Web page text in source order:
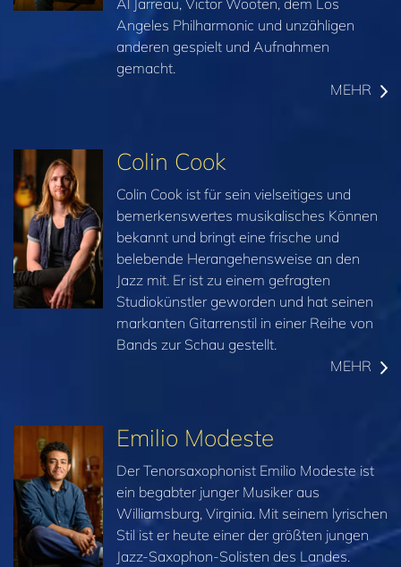
Al Jarreau, Victor Wooten, dem Los
Angeles Philharmonic und unzähligen
anderen gespielt und Aufnahmen
gemacht.
MEHR
Colin Cook
Colin Cook ist für sein vielseitiges und
bemerkenswertes musikalisches Können
bekannt und bringt eine frische und
belebende Herangehensweise an den
Jazz mit. Er ist zu einem gefragten
Studiokünstler geworden und hat seinen
markanten Gitarrenstil in einer Reihe von
Bands zur Schau gestellt.
MEHR
Emilio Modeste
Der Tenorsaxophonist Emilio Modeste ist
ein begabter junger Musiker aus
Williamsburg, Virginia. Mit seinem lyrischen
Stil ist er heute einer der größten jungen
Jazz-Saxophon-Solisten des Landes.